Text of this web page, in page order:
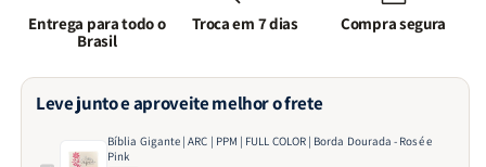
Entrega para todo o
Brasil
Troca em 7 dias Compra segura
Leve junto e aproveite melhor o frete
Bíblia Gigante | ARC | PPM | FULL COLOR | Borda Dourada - Rosé e
Pink